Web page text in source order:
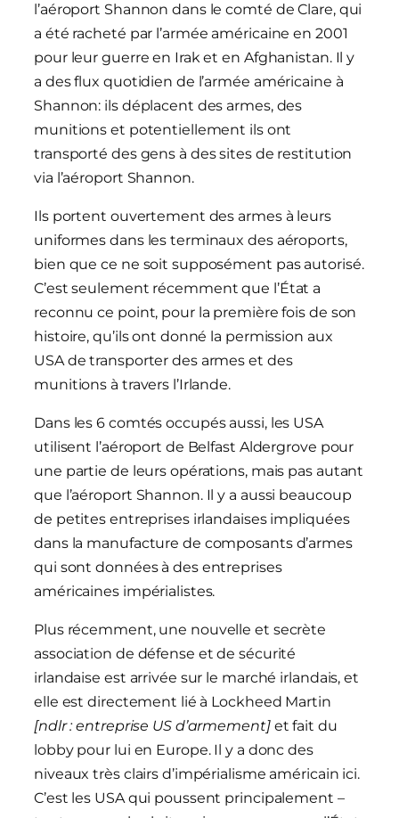
l’aéroport Shannon dans le comté de Clare, qui
a été racheté par l’armée américaine en 2001
pour leur guerre en Irak et en Afghanistan. Il y
a des flux quotidien de l’armée américaine à
Shannon: ils déplacent des armes, des
munitions et potentiellement ils ont
transporté des gens à des sites de restitution
via l’aéroport Shannon.
Ils portent ouvertement des armes à leurs
uniformes dans les terminaux des aéroports,
bien que ce ne soit supposément pas autorisé.
C’est seulement récemment que l’État a
reconnu ce point, pour la première fois de son
histoire, qu’ils ont donné la permission aux
USA de transporter des armes et des
munitions à travers l’Irlande.
Dans les 6 comtés occupés aussi, les USA
utilisent l’aéroport de Belfast Aldergrove pour
une partie de leurs opérations, mais pas autant
que l’aéroport Shannon. Il y a aussi beaucoup
de petites entreprises irlandaises impliquées
dans la manufacture de composants d’armes
qui sont données à des entreprises
américaines impérialistes.
Plus récemment, une nouvelle et secrète
association de défense et de sécurité
irlandaise est arrivée sur le marché irlandais, et
elle est directement lié à Lockheed Martin
[ndlr : entreprise US d’armement] et fait du
lobby pour lui en Europe. Il y a donc des
niveaux très clairs d’impérialisme américain ici.
C’est les USA qui poussent principalement –